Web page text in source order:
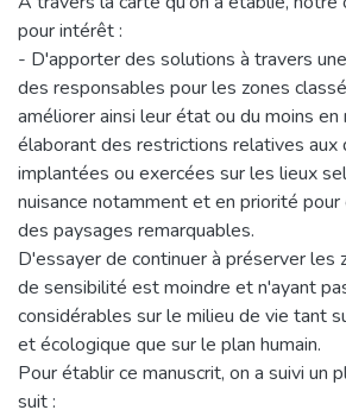
pour intérêt :
- D'apporter des solutions à travers
des responsables pour les zones
améliorer ainsi leur état ou du moins
élaborant des restrictions relatives aux
implantées ou exercées sur les lieux
nuisance notamment et en priorité
des paysages remarquables.
D'essayer de continuer à préserver les
de sensibilité est moindre et n'ayant
considérables sur le milieu de vie tant
et écologique que sur le plan humain.
Pour établir ce manuscrit, on a suivi un
suit :